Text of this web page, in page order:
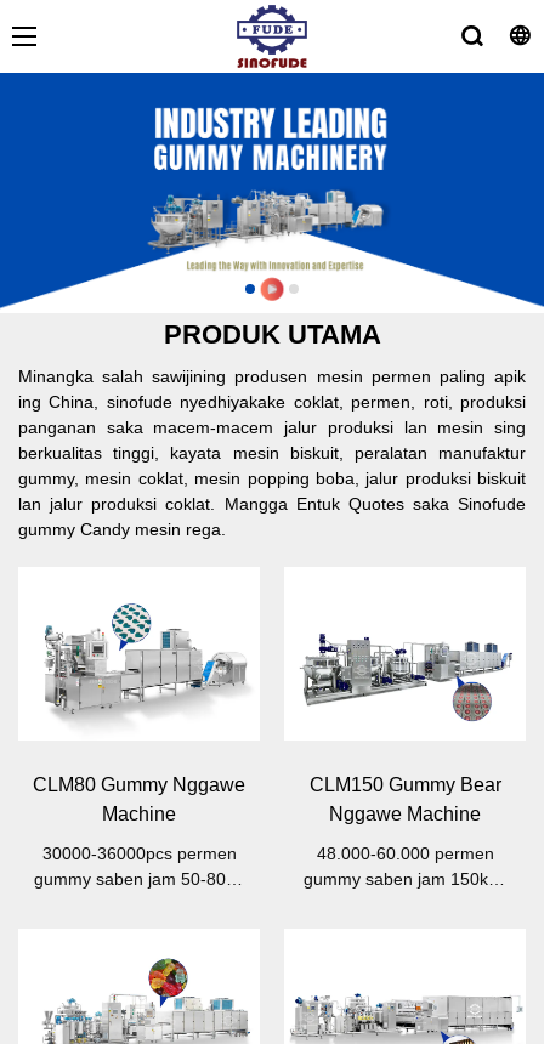
PRODUK UTAMA
Minangka salah sawijining produsen mesin permen paling apik
ing China, sinofude nyedhiyakake coklat, permen, roti, produksi
panganan saka macem-macem jalur produksi lan mesin sing
berkualitas tinggi, kayata mesin biskuit, peralatan manufaktur
gummy, mesin coklat, mesin popping boba, jalur produksi biskuit
lan jalur produksi coklat.​​​​ Mangga Entuk Quotes saka Sinofude
gummy Candy mesin rega.
CLM80 Gummy Nggawe
Machine
30000-36000pcs permen
gummy saben jam 50-80kg
CLM150 Gummy Bear
Nggawe Machine
48.000-60.000 permen
gummy saben jam 150kg /